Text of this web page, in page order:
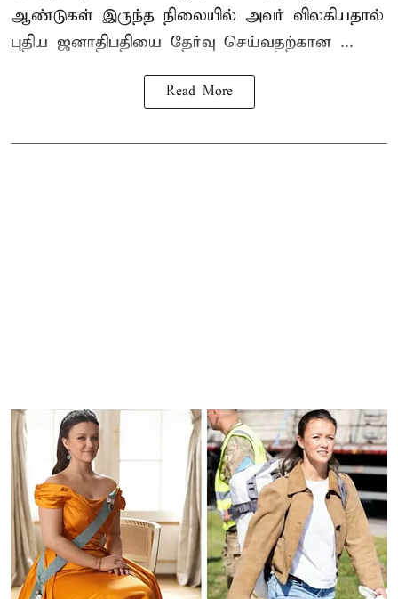
ஆண்டுகள் இருந்த நிலையில் அவர் விலகியதால்
புதிய ஜனாதிபதியை தேர்வு செய்வதற்கான ...
Read More